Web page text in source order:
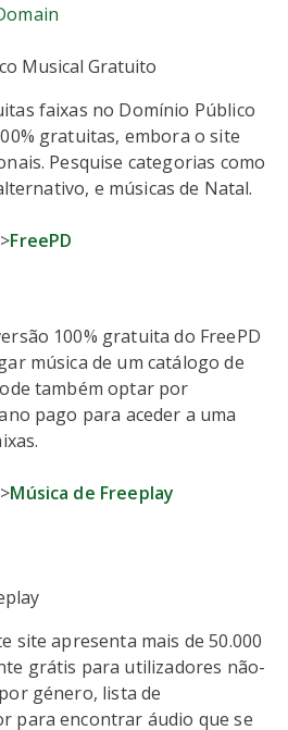
faixas no Domínio Público
gratuitas, embora o site
Pesquise categorias como
e músicas de Natal.
FreePD
100% gratuita do FreePD
música de um catálogo de
também optar por
pago para aceder a uma
Música de Freeplay
site apresenta mais de 50.000
grátis para utilizadores não-
género, lista de
para encontrar áudio que se